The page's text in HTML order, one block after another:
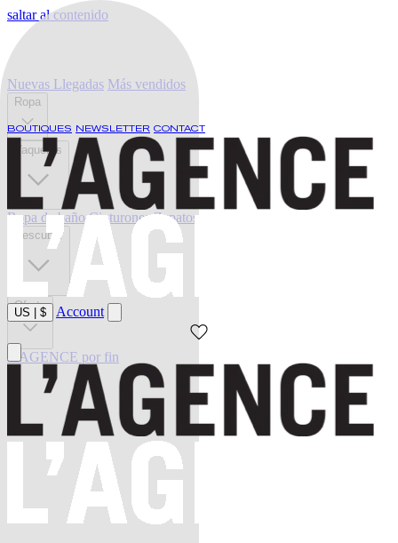
saltar al contenido
BOUTIQUES NEWSLETTER CONTACT
US $ Account
Nuevas Llegadas Más vendidos
Ropa
Vaqueros
Ropa de baño Cinturones Zapatos
Descubrir
Oferta
L'AGENCE por fin